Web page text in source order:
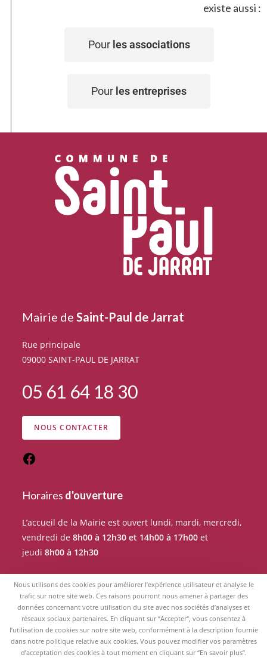
existe aussi :
Pour les associations
Pour les entreprises
Mairie deSaint-Paul de Jarrat
Rue principale
09000 SAINT-PAUL DE JARRAT
05 61 64 18 30
NOUS CONTACTER
Horaires d'ouverture
L’accueil de la Mairie est ouvert lundi, mardi, mercredi,
vendredi de8h00 à 12h30 et 14h00 à 17h00 et
jeudi8h00 à 12h30
municipal, merci de prendre RDV auprès de l’accueil de
la Mairie.
Nous utilisons des cookies pour améliorer l’expérience utilisateur et analyse le
trafic sur notre site web. Ces raisons pourront nous amener à partager des
données concernant votre utilisation du site avec nos sociétés d’analyses et
réseaux sociaux partenaires. En cliquant sur “Accepter“, vous consentez à
l’utilisation de cookies sur notre site web, conformément à la description fournie
dans notre politique relative aux cookies. Vous pouvez modifier vos paramètres
d’acceptation des cookies à tout moment en cliquant sur “En savoir plus”.